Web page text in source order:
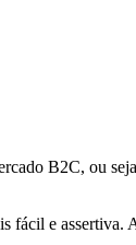
B2C, ou
e